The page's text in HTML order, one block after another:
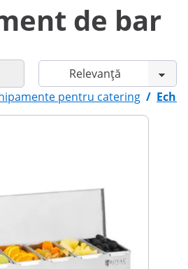
de bar
pentru catering /